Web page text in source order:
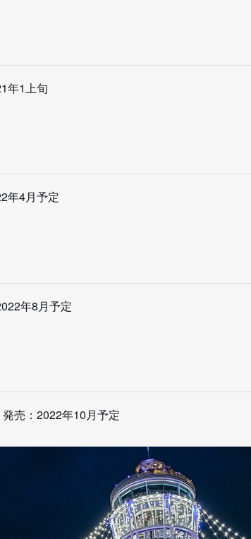
年1上旬
年4月予定
年8月予定
売：2022年10月予定